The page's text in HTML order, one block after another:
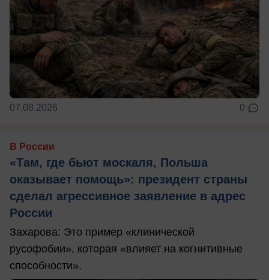
07.08.2026 0
В России
«Там, где бьют москаля, Польша
оказывает помощь»: президент страны
сделал агрессивное заявление в адрес
России
Захарова: Это пример «клинической
русофобии», которая «влияет на когнитивные
способности».